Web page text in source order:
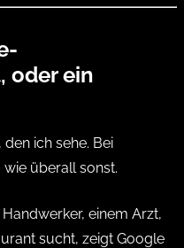
oder ein
ich sehe. Bei
überall sonst.
einem Arzt,
sucht, zeigt Google